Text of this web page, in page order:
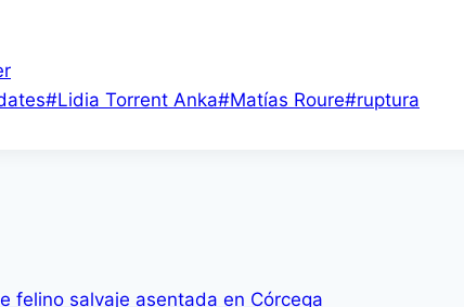
#Lidia Torrent Anka#Matías Roure#ruptura
felino salvaje asentada en Córcega